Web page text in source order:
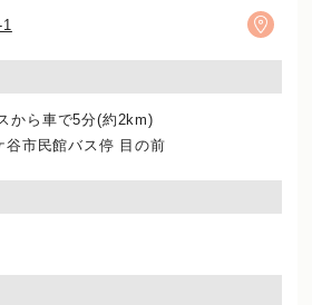
から車で5分(約2km)
市民館バス停 目の前